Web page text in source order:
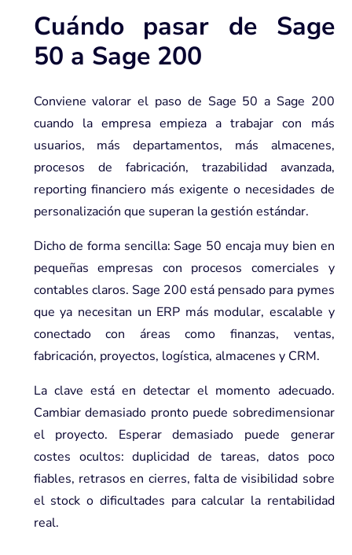
Cuándo pasar de Sage
50 a Sage 200
Conviene valorar el paso de Sage 50 a Sage 200
cuando la empresa empieza a trabajar con más
usuarios, más departamentos, más almacenes,
procesos de fabricación, trazabilidad avanzada,
reporting financiero más exigente o necesidades de
personalización que superan la gestión estándar.
Dicho de forma sencilla: Sage 50 encaja muy bien en
pequeñas empresas con procesos comerciales y
contables claros. Sage 200 está pensado para pymes
que ya necesitan un ERP más modular, escalable y
conectado con áreas como finanzas, ventas,
fabricación, proyectos, logística, almacenes y CRM.
La clave está en detectar el momento adecuado.
Cambiar demasiado pronto puede sobredimensionar
el proyecto. Esperar demasiado puede generar
costes ocultos: duplicidad de tareas, datos poco
fiables, retrasos en cierres, falta de visibilidad sobre
el stock o dificultades para calcular la rentabilidad
real.